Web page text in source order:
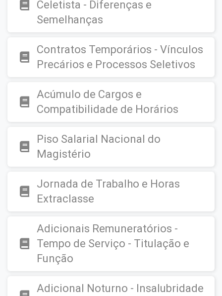
Celetista - Diferenças e
Semelhanças
Contratos Temporários - Vínculos
Precários e Processos Seletivos
Acúmulo de Cargos e
Compatibilidade de Horários
Piso Salarial Nacional do
Magistério
Jornada de Trabalho e Horas
Extraclasse
Adicionais Remuneratórios -
Tempo de Serviço - Titulação e
Função
Adicional Noturno - Insalubridade